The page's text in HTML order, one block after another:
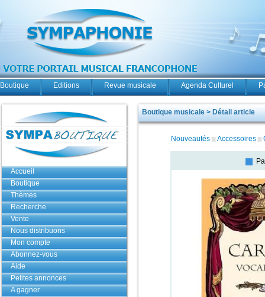
Boutique Editions Revue musicale Agenda Culturel
Accueil
Boutique
Thèmes
Recherche
Vente
Nous distribuons
Mon compte
Abonnez-vous
Aide
Petites annonces
A gagner
Boutique musicale > Détail article
Nouveautés Accessoires